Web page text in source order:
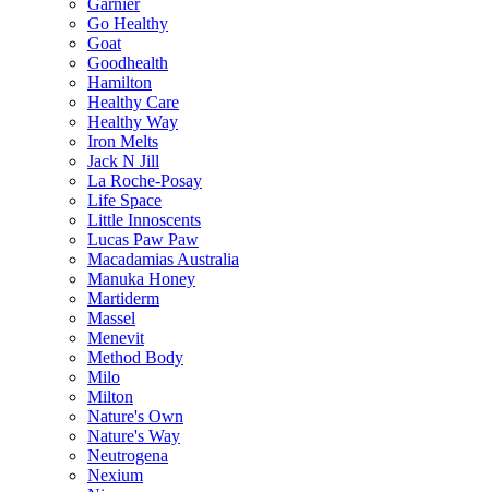
Garnier
Go Healthy
Goat
Goodhealth
Hamilton
Healthy Care
Healthy Way
Iron Melts
Jack N Jill
La Roche-Posay
Life Space
Little Innoscents
Lucas Paw Paw
Macadamias Australia
Manuka Honey
Martiderm
Massel
Menevit
Method Body
Milo
Milton
Nature's Own
Nature's Way
Neutrogena
Nexium